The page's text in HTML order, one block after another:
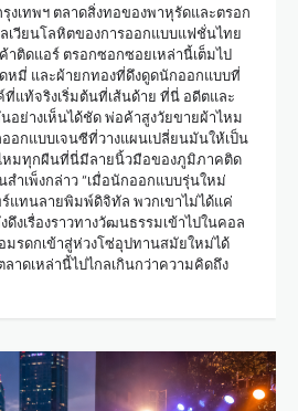
รุงเทพฯ ตลาดสิ่งทอของพาหุรัดและตรอก
เวียนโลหิตของการออกแบบแฟชั่นไทย
าติดแอร์ ตรอกซอกซอยเหล่านี้เต็มไป
หมี่ และผ้ายกทองที่ดึงดูดนักออกแบบที่
ที่แท้จริงเริ่มต้นที่เส้นด้าย ที่นี่ อดีตและ
ย่างเห็นได้ชัด พ่อค้าสูงวัยขายผ้าไหม
กแบบเจนซีที่วางแผนเปลี่ยนมันให้เป็น
หมทุกผืนที่นี่มีลายนิ้วมือของภูมิภาคติด
ำเพ็งกล่าว “เมื่อนักออกแบบรุ่นใหม่
แทนลายพิมพ์ดิจิทัล พวกเขาไม่ได้แค่
ดึงเรื่องราวทางวัฒนธรรมเข้าไปในคอล
มรดกเข้าสู่ห่วงโซ่อุปทานสมัยใหม่ได้
าดเหล่านี้ไปไกลเกินกว่าความคิดถึง